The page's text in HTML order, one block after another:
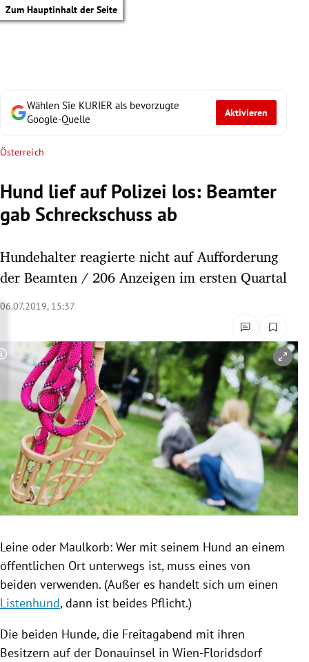
Zum Hauptinhalt der Seite
Untermenü
Untermenü
Untermenü
Untermenü
Untermenü
Untermenü
Untermenü
Wählen Sie KURIER als bevorzugte
Google-Quelle
Aktivieren
Österreich
Hund lief auf Polizei los: Beamter
gab Schreckschuss ab
Hundehalter reagierte nicht auf Aufforderung
der Beamten / 206 Anzeigen im ersten Quartal
06.07.2019, 15:37
Copyright-Hinweis öffnen/schließen
Leine oder Maulkorb: Wer mit seinem Hund an einem
öffentlichen Ort unterwegs ist, muss eines von
beiden verwenden. (Außer es handelt sich um einen
Listenhund, dann ist beides Pflicht.)
Die beiden Hunde, die Freitagabend mit ihren
Besitzern auf der Donauinsel in Wien-Floridsdorf